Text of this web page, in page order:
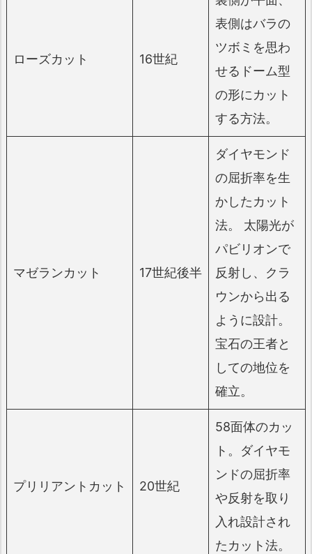
ローズカット 16世紀
表側はバラの
ツボミを思わ
せるドーム型
の形にカット
する方法。
マゼランカット 17世紀後半
ダイヤモンド
の屈折率を生
かしたカット
法。 太陽光が
パビリオンで
反射し、クラ
ウンから出る
ように設計。
宝石の王者と
しての地位を
確立。
プリリアントカット 20世紀
58面体のカッ
ト。ダイヤモ
ンドの屈折率
や反射を取り
入れ設計され
たカット法。